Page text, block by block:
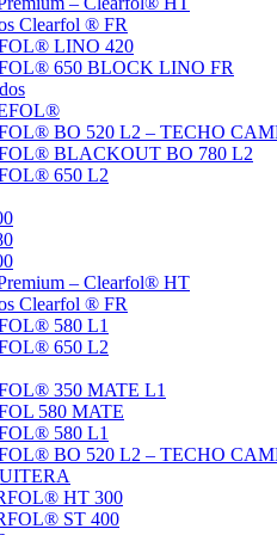
Clearfol ® FR
LINO 420
650 BLOCK LINO FR
BO 520 L2 – TECHO
BLACKOUT BO 780 L2
650 L2
– Clearfol® HT
Clearfol ® FR
580 L1
650 L2
350 MATE L1
580 MATE
580 L1
BO 520 L2 – TECHO
HT 300
ST 400